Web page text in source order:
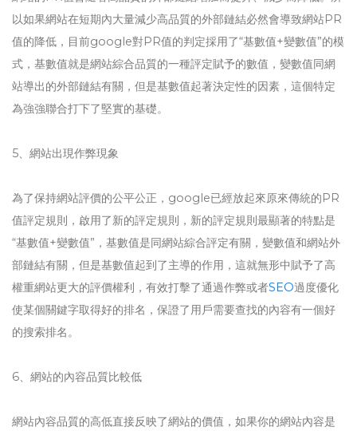
以如果網站在短期內大量減少高品質的外部鏈結必然會導致網站PR
值的降低，目前google對PR值的判定採用了“基數值+變數值”的模
式，基數值就是網站綜合品質的一種評定賦予的數值，變數值同網
站導出的外部鏈結有關，但是基數值起著決定性的因素，這個特定
為強強聯合打下了堅實的基礎。
5、網站出現作弊現象
為了保持網站評價的公平公正，google已經放起來原來傳統的PR
值評定規則，啟用了新的評定規則，新的評定規則最顯著的特點是
“基數值+變數值”，基數值是同網站綜合評定有關，變數值和網站外
部鏈結有關，但是基數值起到了主導的作用，這就無形中賦予了高
權重網站更大的評價權利，有效打擊了通過作弊或者SEO過度優化
使某個關鍵字取得好的排名，保證了用戶需要查找的內容有一個好
的搜索排名。
6、網站的內容品質比較低
網站內容品質的高低直接反映了網站的價值，如果你的網站內容是